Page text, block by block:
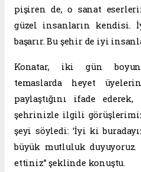
pişiren de, o sanat
güzel insanların
başarır. Bu şehir de iyi
Konatar, iki gün
temaslarda heyet
paylaştığını ifade
şehrinizle ilgili
şeyi söyledi: ‘İyi ki
büyük mutluluk
ettiniz” şeklinde konuştu.